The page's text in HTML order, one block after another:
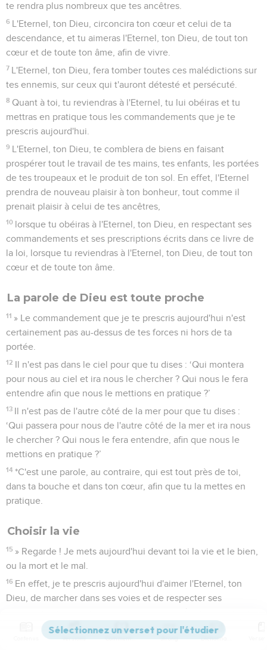
te rendra plus nombreux que tes ancêtres.
6 L'Eternel, ton Dieu, circoncira ton cœur et celui de ta
descendance, et tu aimeras l'Eternel, ton Dieu, de tout ton
cœur et de toute ton âme, afin de vivre.
7 L'Eternel, ton Dieu, fera tomber toutes ces malédictions sur
tes ennemis, sur ceux qui t'auront détesté et persécuté.
8 Quant à toi, tu reviendras à l'Eternel, tu lui obéiras et tu
mettras en pratique tous les commandements que je te
prescris aujourd'hui.
9 L'Eternel, ton Dieu, te comblera de biens en faisant
prospérer tout le travail de tes mains, tes enfants, les portées
de tes troupeaux et le produit de ton sol. En effet, l'Eternel
prendra de nouveau plaisir à ton bonheur, tout comme il
prenait plaisir à celui de tes ancêtres,
10 lorsque tu obéiras à l'Eternel, ton Dieu, en respectant ses
commandements et ses prescriptions écrits dans ce livre de
la loi, lorsque tu reviendras à l'Eternel, ton Dieu, de tout ton
cœur et de toute ton âme.
La parole de Dieu est toute proche
11 » Le commandement que je te prescris aujourd'hui n'est
certainement pas au-dessus de tes forces ni hors de ta
portée.
12 Il n'est pas dans le ciel pour que tu dises : ‘Qui montera
pour nous au ciel et ira nous le chercher ? Qui nous le fera
entendre afin que nous le mettions en pratique ?’
13 Il n'est pas de l'autre côté de la mer pour que tu dises :
‘Qui passera pour nous de l'autre côté de la mer et ira nous
le chercher ? Qui nous le fera entendre, afin que nous le
mettions en pratique ?’
14 *C'est une parole, au contraire, qui est tout près de toi,
dans ta bouche et dans ton cœur, afin que tu la mettes en
pratique.
Choisir la vie
15 » Regarde ! Je mets aujourd'hui devant toi la vie et le bien,
ou la mort et le mal.
16 En effet, je te prescris aujourd'hui d'aimer l'Eternel, ton
Dieu, de marcher dans ses voies et de respecter ses
commandements, ses prescriptions et ses règles afin de
vivre et de te multiplier, afin que l'Eternel, ton Dieu, te
bénisse dans le pays dont tu vas entrer en possession.
Versions Commentaires Strong